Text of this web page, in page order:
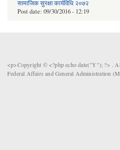
सामाजिक सुरक्षा कार्यविधि २०७२
Post date: 09/30/2016 - 12:19
<p>Copyright © <?php echo date("Y"); ?> .
Federal Affairs and General Administration